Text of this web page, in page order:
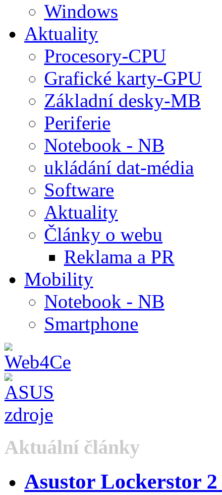
Windows
Aktuality
Procesory-CPU
Grafické karty-GPU
Základní desky-MB
Periferie
Notebook - NB
ukládání dat-média
Software
Aktuality
Články o webu
Reklama a PR
Mobility
Notebook - NB
Smartphone
Aktuální články
Asustor Lockerstor